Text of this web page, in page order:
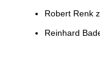
Robert Renk
Reinhard